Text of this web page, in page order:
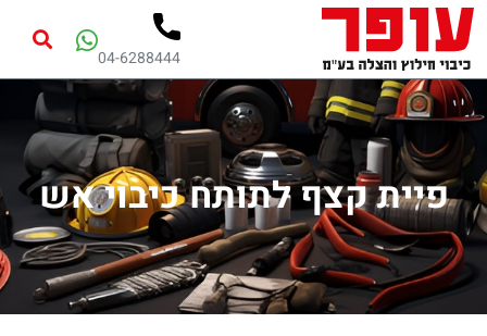
04-6288444
פיית קצף לתותח כיבוי אש